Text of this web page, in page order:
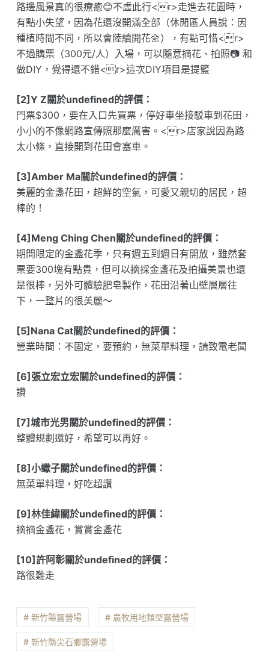
路邊風景真的很療癒😊不虛此行<r>走進去花園時，
有點小失望，因為花還沒開滿全部（休閒區人員說：因
種植時間不同，所以會陸續開花🌼），有點可惜<r>
不過購票（300元/人）入場，可以隨意摘花、拍照📷 和
做DIY，覺得還不錯<r>這次DIY項目是提籃
[2]Y Z關於undefined的評價：
門票$300，要在入口先買票，停好車坐接駁車到花田，
小小的不像網路宣傳照那麼厲害。<r>店家說因為路
太小條，直接開到花田會塞車。
[3]Amber Ma關於undefined的評價：
美麗的金盞花田，超鮮的空氣，可愛又親切的居民，超
棒的！
[4]Meng Ching Chen關於undefined的評價：
期間限定的金盞花季，只有週五到週日有開放，雖然套
票要300塊有點貴，但可以摘採金盞花及拍攝美景也還
是很棒，另外可體驗肥皂製作，花田沿著山壁層層往
下，一整片的很美麗～
[5]Nana Cat關於undefined的評價：
營業時間：不固定，要預約，無菜單料理，請致電老闆
[6]張立宏立宏關於undefined的評價：
讚
[7]城市光男關於undefined的評價：
整體規劃還好，希望可以再好。
[8]小蠍子關於undefined的評價：
無菜單料理，好吃超讚
[9]林佳緯關於undefined的評價：
摘摘金盞花，賞賞金盞花
[10]許阿彰關於undefined的評價：
路很難走
# 新竹縣露營場 # 農牧用地類型露營場
# 新竹縣尖石鄉露營場